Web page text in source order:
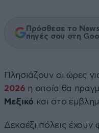
Πρόσθεσε το
πηγές σου στη
Πλησιάζουν οι ώρες
2026 η οποία θα
Μεξικό και στο
Δεκαέξι πόλεις έχουν